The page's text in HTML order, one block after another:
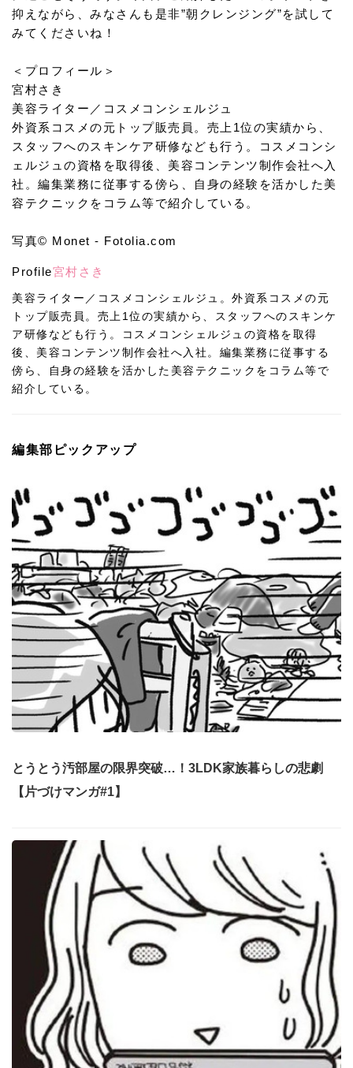
抑えながら、みなさんも是非”朝クレンジング”を試して
みてくださいね！
＜プロフィール＞
宮村さき
美容ライター／コスメコンシェルジュ
外資系コスメの元トップ販売員。売上1位の実績から、
スタッフへのスキンケア研修なども行う。コスメコンシ
ェルジュの資格を取得後、美容コンテンツ制作会社へ入
社。編集業務に従事する傍ら、自身の経験を活かした美
容テクニックをコラム等で紹介している。
写真© Monet - Fotolia.com
Profile宮村さき
美容ライター／コスメコンシェルジュ。外資系コスメの元
トップ販売員。売上1位の実績から、スタッフへのスキンケ
ア研修なども行う。コスメコンシェルジュの資格を取得
後、美容コンテンツ制作会社へ入社。編集業務に従事する
傍ら、自身の経験を活かした美容テクニックをコラム等で
紹介している。
編集部ピックアップ
とうとう汚部屋の限界突破…！3LDK家族暮らしの悲劇
【片づけマンガ#1】